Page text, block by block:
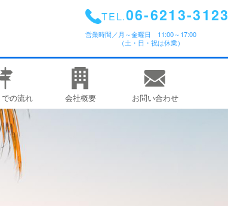
TEL.06-6213-3123
営業時間／ 月～金曜日 11:00～17:00
（土・日・祝は休業）
の流れ 会社概要 お問い合わせ